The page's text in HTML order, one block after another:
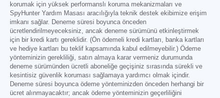
korumak için yüksek performanslı koruma mekanizmaları ve
SpyHunter Yardım Masası aracılığıyla teknik destek ekibimize erişim
imkanı sağlar. Deneme süresi boyunca önceden
ücretlendirilmeyeceksiniz, ancak deneme sürümünü etkinleştirmek
için bir kredi kartı gereklidir. (Ön ödemeli kredi kartları, banka kartları
ve hediye kartları bu teklif kapsamında kabul edilmeyebilir.) Ödeme
yönteminizin gerekliliği, satın almaya karar vermeniz durumunda
deneme sürümünden ücretli aboneliğe geçişiniz sırasında sürekli ve
kesintisiz güvenlik koruması sağlamaya yardımcı olmak içindir.
Deneme süresi boyunca ödeme yönteminizden önceden herhangi bir
ücret alınmayacaktır; ancak ödeme yönteminizin geçerliliğini